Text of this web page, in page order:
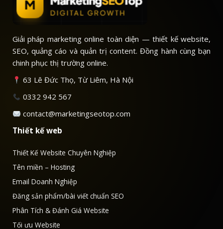
Giải pháp marketing online toàn diện — thiết kế website,
SEO, quảng cáo và quản trị content. Đồng hành cùng bạn
chinh phục thị trường online.
63 Lê Đức Thọ, Từ Liêm, Hà Nội
0332 942 567
contact@marketingseotop.com
Thiết kế web
Thiết Kế Website Chuyên Nghiệp
Tên miền – Hosting
Email Doanh Nghiệp
Đăng sản phẩm/bài viết chuẩn SEO
Phân Tích & Đánh Giá Website
Tối ưu Website